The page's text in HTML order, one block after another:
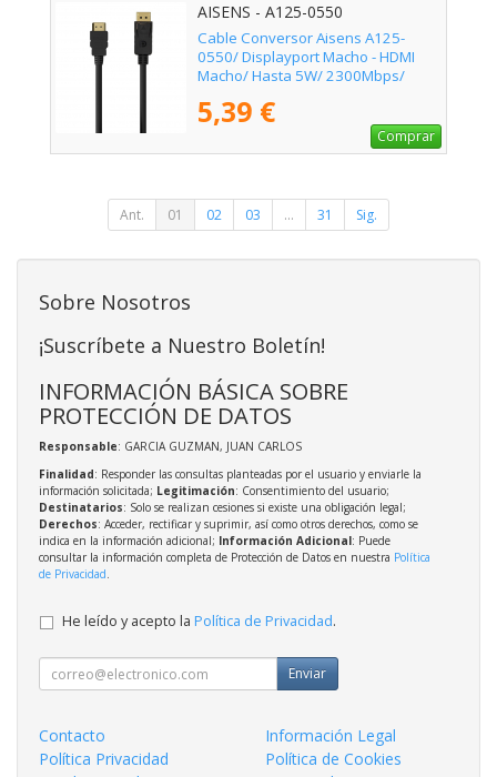
AISENS - A125-0550
Cable Conversor Aisens A125-
0550/ Displayport Macho - HDMI
Macho/ Hasta 5W/ 2300Mbps/
5,39 €
Comprar
Ant. 01 02 03 ... 31 Sig.
Sobre Nosotros
¡Suscríbete a Nuestro Boletín!
INFORMACIÓN BÁSICA SOBRE
PROTECCIÓN DE DATOS
Responsable: GARCIA GUZMAN, JUAN CARLOS
Finalidad: Responder las consultas planteadas por el usuario y enviarle la
información solicitada; Legitimación: Consentimiento del usuario;
Destinatarios: Solo se realizan cesiones si existe una obligación legal;
Derechos: Acceder, rectificar y suprimir, así como otros derechos, como se
indica en la información adicional; Información Adicional: Puede
consultar la información completa de Protección de Datos en nuestra Política
de Privacidad.
He leído y acepto la Política de Privacidad.
Enviar
Contacto
Información Legal
Política Privacidad
Política de Cookies